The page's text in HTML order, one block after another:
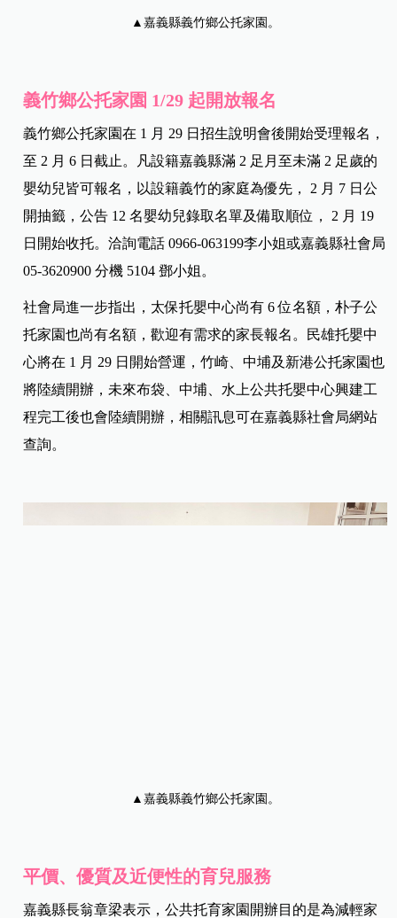
▲嘉義縣義竹鄉公托家園。
義竹鄉公托家園 1/29 起開放報名
義竹鄉公托家園在 1 月 29 日招生說明會後開始受理報名，
至 2 月 6 日截止。凡設籍嘉義縣滿 2 足月至未滿 2 足歲的
嬰幼兒皆可報名，以設籍義竹的家庭為優先， 2 月 7 日公
開抽籤，公告 12 名嬰幼兒錄取名單及備取順位， 2 月 19
日開始收托。洽詢電話 0966-063199李小姐或嘉義縣社會局
05-3620900 分機 5104 鄧小姐。
社會局進一步指出，太保托嬰中心尚有 6 位名額，朴子公
托家園也尚有名額，歡迎有需求的家長報名。民雄托嬰中
心將在 1 月 29 日開始營運，竹崎、中埔及新港公托家園也
將陸續開辦，未來布袋、中埔、水上公共托嬰中心興建工
程完工後也會陸續開辦，相關訊息可在嘉義縣社會局網站
查詢。
▲嘉義縣義竹鄉公托家園。
平價、優質及近便性的育兒服務
嘉義縣長翁章梁表示，公共托育家園開辦目的是為減輕家